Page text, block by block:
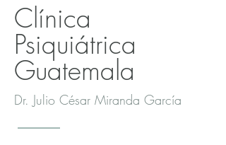
Clínica
Psiquiátrica
Guatemala
Dr. Julio César Miranda García